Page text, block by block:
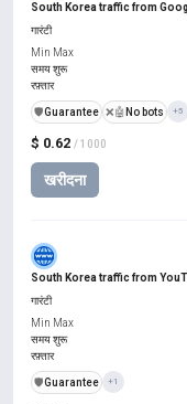
South Korea traffic from
$ 0.62 / 1000
खरीदना
गारंटी
Min Max
समय शुरू
रफ़्तार
️🛡️Guarantee ❌🤖 No bots +5
South Korea traffic from
गारंटी
Min Max
समय शुरू
रफ़्तार
️🛡️Guarantee +1